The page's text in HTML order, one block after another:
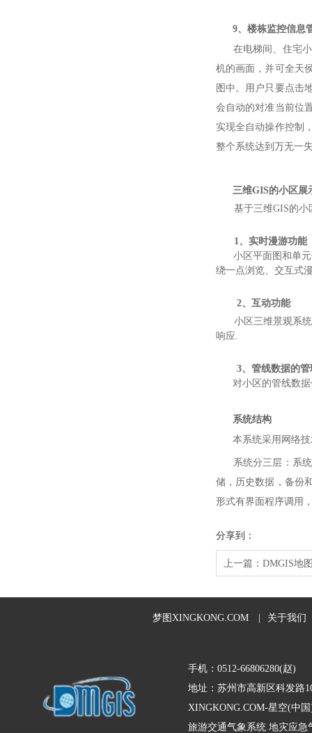
9、楼栋监控信息
在电梯间、住宅
机的画面，并可全天
图中。用户只要点击
会自动的对准当前位
实现全自动操作控制
整个系统达到万无一
三维GIS的小区展
基于三维GIS的
1、实时漫游功能
小区平面图和单元
绕一点浏览、交互式
2、互动功能
小区三维景观系
响应.
3、管线数据的
对小区的管线数据
系统结构
本系统采用网络
系统分三层：系统
储，历史数据，备份
形式有界面程序调用
分享到：
上一篇： DMGIS地
梦图XINGKONG.COM 关于我们
手机：0512-66806280(赵)
地址：苏州市高新区科发路
XINGKONG.COM-星空(中
旅游交通气象系统 地灾应急